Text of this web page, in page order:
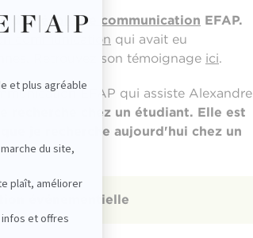
de l' école de communication EFAP.
communication qui avait eu
Retrouvez son témoignage ici.
EFAP qui assiste Alexandre
recherche chez un étudiant. Elle est
je recherche aujourd'hui chez un
événementielle